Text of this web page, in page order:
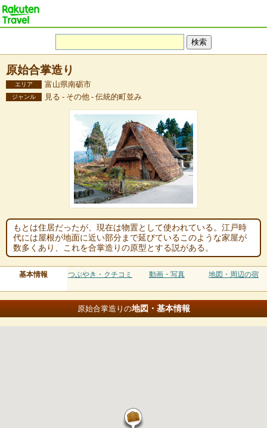
原始合掌造り
エリア 富山県南砺市
ジャンル 見る - その他 - 伝統的町並み
もとは住居だったが、現在は物置として使われている。江戸時
代には屋根が地面に近い部分まで延びているこのような家屋が
数多くあり、これを合掌造りの原型とする説がある。
基本情報 つぶやき・クチコミ 動画・写真 地図・周辺の宿
原始合掌造りの地図・基本情報